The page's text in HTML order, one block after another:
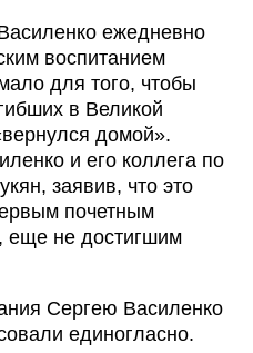
ежедневно
воспитанием
для того, чтобы
в Великой
домой».
и его коллега по
заявив, что это
почетным
еще не достигшим
Сергею Василенко
единогласно.